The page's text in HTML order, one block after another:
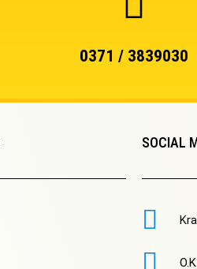
0371 / 3839030
SOCIAL